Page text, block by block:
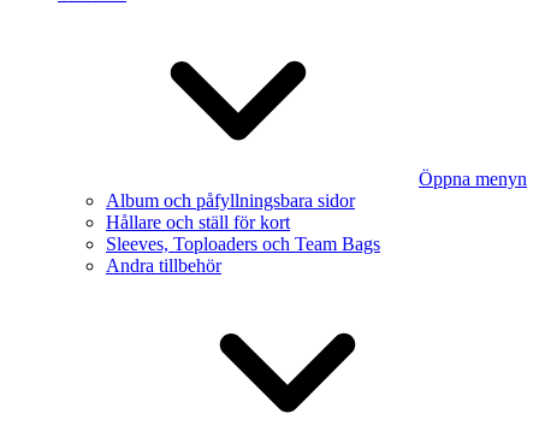
Öppna menyn
Album och påfyllningsbara sidor
Hållare och ställ för kort
Sleeves, Toploaders och Team Bags
Andra tillbehör